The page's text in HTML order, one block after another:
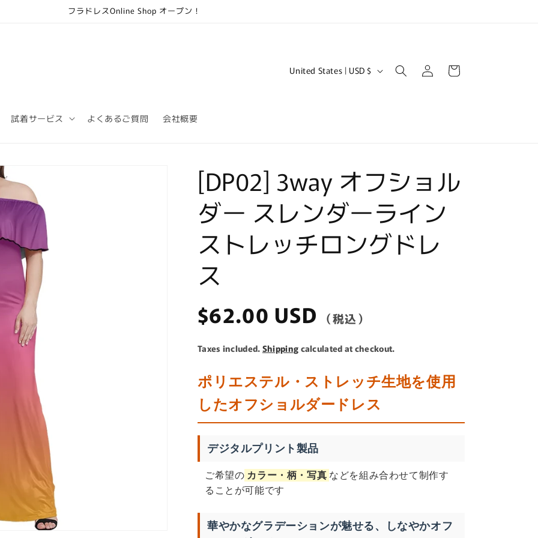
フラドレスOnline Shop オープン！
試着サービス よくあるご質問 会社概要
C
y
/
r
e
g
n
United States | USD $
Log
in
Cart
[DP02] 3way オフショル
ダー スレンダーライン
ストレッチロングドレ
ス
Regular
price
$62.00 USD
Taxes included. Shipping calculated at checkout.
ポリエステル・ストレッチ生地を使用
したオフショルダードレス
デジタルプリント製品
ご希望の カラー・柄・写真 などを組み合わせて制作す
ることが可能です
華やかなグラデーションが魅せる、しなやかオフ